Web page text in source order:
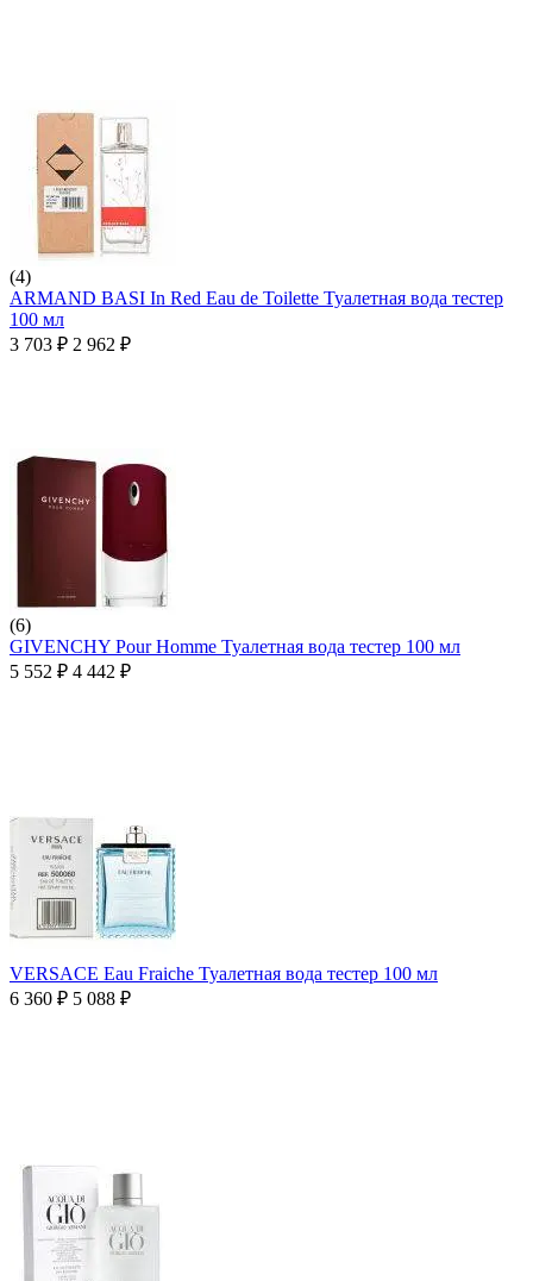
(4)
ARMAND BASI In Red Eau de Toilette Туалетная вода тестер
100 мл
3 703 ₽ 2 962 ₽
(6)
GIVENCHY Pour Homme Туалетная вода тестер 100 мл
5 552 ₽ 4 442 ₽
VERSACE Eau Fraiche Туалетная вода тестер 100 мл
6 360 ₽ 5 088 ₽